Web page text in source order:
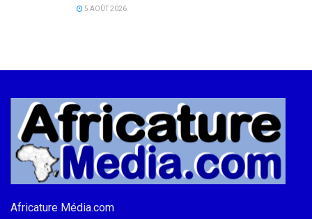
5 AOÛT 2026
Africature Média.com